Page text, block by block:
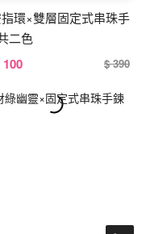
環×雙層固定式串珠手
二色
100 $ 390